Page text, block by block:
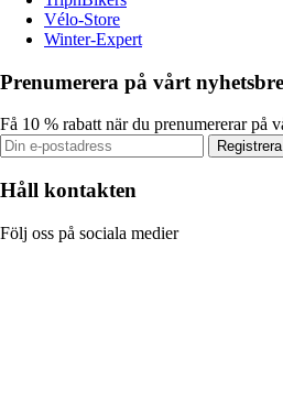
Vélo-Store
Winter-Expert
Prenumerera på vårt
Få 10 % rabatt när du prenumererar på
Håll kontakten
Följ oss på sociala medier